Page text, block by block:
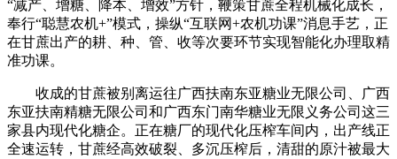
“减产、增糖、降本、增效”方针，鞭策甘蔗全程机械化成长，
奉行“聪慧农机+”模式，操纵“互联网+农机功课”消息手艺，正
在甘蔗出产的耕、种、管、收等次要环节实现智能化办理取精
准功课。
收成的甘蔗被别离运往广西扶南东亚糖业无限公司、广西
东亚扶南精糖无限公司和广西东门南华糖业无限义务公司这三
家县内现代化糖企。正在糖厂的现代化压榨车间内，出产线正
全速运转，甘蔗经高效破裂、多沉压榨后，清甜的原汁被最大